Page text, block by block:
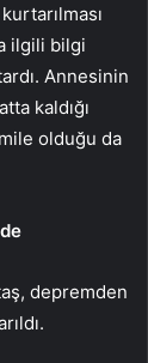
ilgili bilgi
Annesinin
kaldığı
olduğu da
depremden